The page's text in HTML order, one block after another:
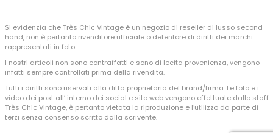
Si evidenzia che Très Chic Vintage è un negozio di reseller di lusso second
hand, non è pertanto rivenditore ufficiale o detentore di diritti dei marchi
rappresentati in foto.
I nostri articoli non sono contraffatti e sono di lecita provenienza, vengono
infatti sempre controllati prima della rivendita.
Tutti i diritti sono riservati alla ditta proprietaria del brand/firma. Le foto e i
video dei post all’ interno dei social e sito web vengono effettuate dallo staff
Très Chic Vintage, è pertanto vietata la riproduzione e l’utilizzo da parte di
terzi senza consenso scritto dalla scrivente.